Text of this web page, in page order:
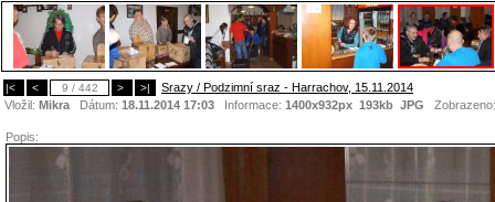
|< < 9 / 442 > >|
Srazy / Podzimní sraz - Harrachov, 15.11.2014
Vložil: Mikra Dátum: 18.11.2014 17:03 Informace: 1400x932px 193kb JPG
Popis: